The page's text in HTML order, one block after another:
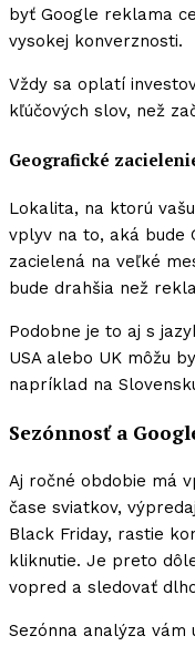
byť Google reklama
vysokej konverznosti.
Vždy sa oplatí
kľúčových slov, než
Geografické
Lokalita, na ktorú
vplyv na to, aká bude
zacielená na veľké
bude drahšia než
Podobne je to aj s
USA alebo UK môžu
napríklad na
Sezónnosť a
Aj ročné obdobie má
čase sviatkov,
Black Friday, rastie
kliknutie. Je preto
vopred a sledovať
Sezónna analýza